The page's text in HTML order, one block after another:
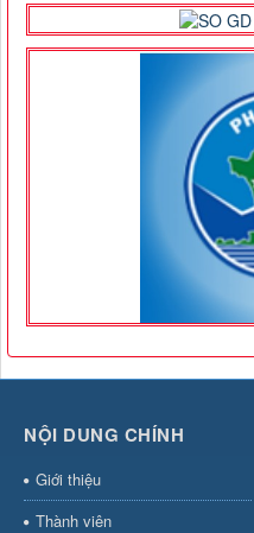
NỘI DUNG CHÍNH
Giới thiệu
Thành viên